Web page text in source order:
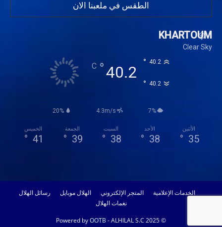
الطقس في ملعبنا الان
KHARTOUM
Clear Sky
40.2
°
C 40.2
°
40.2
°
20% 4.3m/s 7%
الخميس
41
°
الجمعة
39
°
السبت
38
°
الأحد
38
°
الأثنين
35
°
الخدمات الإعلامية المتجر الإلكتروني الهلال موبايل
رسائل الهلال
نغمات الهلال
© Powered by
OOTB - ALHILAL S.C 2025